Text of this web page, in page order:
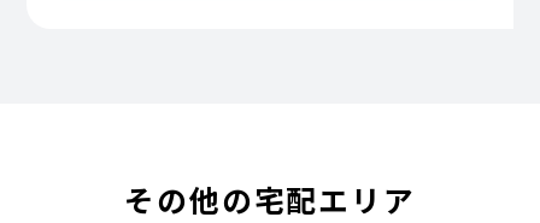
その他の宅配エリア